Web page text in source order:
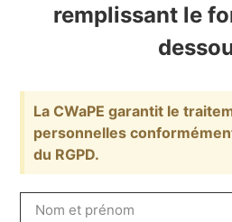
remplissant le
La CWaPE garantit le
personnelles
du RGPD.